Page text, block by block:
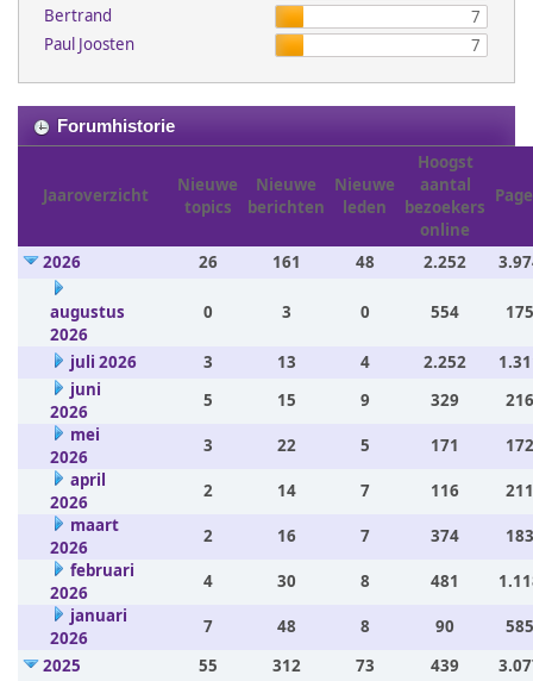
Bertrand
7
Paul Joosten
7
Forumhistorie
Jaaroverzicht
Nieuwe
topics
Nieuwe
berichten
Nieuwe
leden
Hoogst
aantal
bezoekers
online
2026 26 161 48 2.252
augustus
2026
0 3 0 554
juli 2026 3 13 4 2.252
juni
2026
5 15 9 329
mei
2026
3 22 5 171
april
2026
2 14 7 116
maart
2026
2 16 7 374
februari
2026
4 30 8 481
januari
2026
7 48 8 90
2025
55 312 73 439